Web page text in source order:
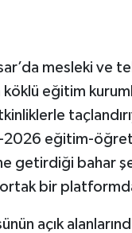
mesleki ve
eğitim
eğitim-
getirdiği bahar
bir
açık